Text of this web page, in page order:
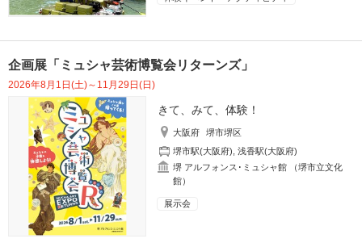
企画展「ミュシャ芸術博覧会リターンズ」
2026年8月1日(土)～11月29日(日)
きて、みて、体験！
大阪府
堺市堺区
堺市駅(大阪府),浅香駅(大阪府)
堺 アルフォンス･ミュシャ館 （堺市立文化
館）
展示会